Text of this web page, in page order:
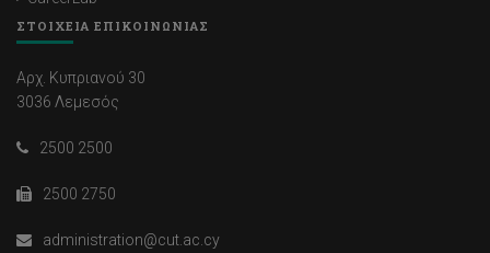
ΣΤΟΙΧΕΙΑ ΕΠΙΚΟΙΝΩΝΙΑΣ
Αρχ. Κυπριανού 30
3036 Λεμεσός
2500 2500
2500 2750
administration@cut.ac.cy